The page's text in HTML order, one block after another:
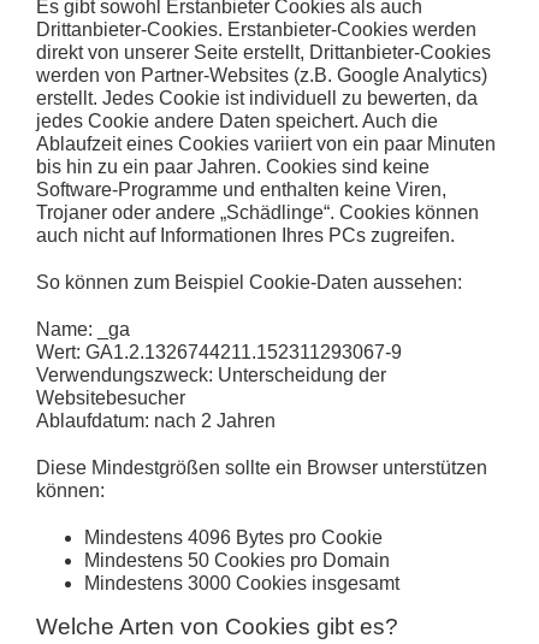
Es gibt sowohl Erstanbieter Cookies als auch
Drittanbieter-Cookies. Erstanbieter-Cookies werden
direkt von unserer Seite erstellt, Drittanbieter-Cookies
werden von Partner-Websites (z.B. Google Analytics)
erstellt. Jedes Cookie ist individuell zu bewerten, da
jedes Cookie andere Daten speichert. Auch die
Ablaufzeit eines Cookies variiert von ein paar Minuten
bis hin zu ein paar Jahren. Cookies sind keine
Software-Programme und enthalten keine Viren,
Trojaner oder andere „Schädlinge“. Cookies können
auch nicht auf Informationen Ihres PCs zugreifen.
So können zum Beispiel Cookie-Daten aussehen:
Name: _ga
Wert: GA1.2.1326744211.152311293067-9
Verwendungszweck: Unterscheidung der
Websitebesucher
Ablaufdatum: nach 2 Jahren
Diese Mindestgrößen sollte ein Browser unterstützen
können:
Mindestens 4096 Bytes pro Cookie
Mindestens 50 Cookies pro Domain
Mindestens 3000 Cookies insgesamt
Welche Arten von Cookies gibt es?